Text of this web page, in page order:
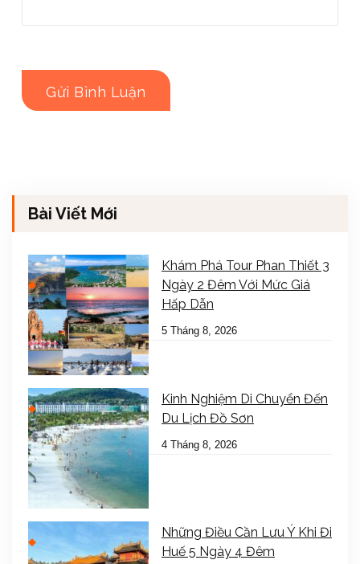
Bài Viết Mới
Khám Phá Tour Phan Thiết 3
Ngày 2 Đêm Với Mức Giá
Hấp Dẫn
5 Tháng 8, 2026
Kinh Nghiệm Di Chuyển Đến
Du Lịch Đồ Sơn
4 Tháng 8, 2026
Những Điều Cần Lưu Ý Khi Đi
Huế 5 Ngày 4 Đêm